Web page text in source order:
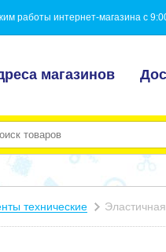
работы интернет-магазина с
магазинов
технические Эластичная